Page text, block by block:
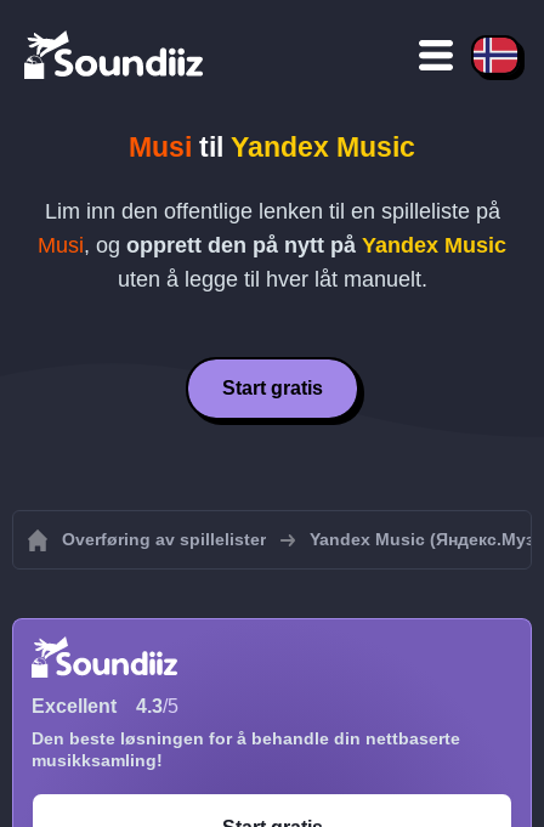
Musi til Yandex Music
Lim inn den offentlige lenken til en spilleliste på
Musi, og opprett den på nytt på Yandex Music
uten å legge til hver låt manuelt.
Start gratis
Overføring av spillelister Yandex Music
Excellent 4.3/5
Den beste løsningen for å behandle din nettbaserte
musikksamling!